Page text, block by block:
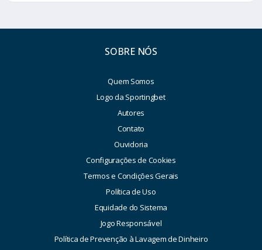
SOBRE NÓS
Quem Somos
Logo da Sportingbet
Autores
Contato
Ouvidoria
Configurações de Cookies
Termos e Condições Gerais
Política de Uso
Equidade do Sistema
Jogo Responsável
Política de Prevenção à Lavagem de Dinheiro